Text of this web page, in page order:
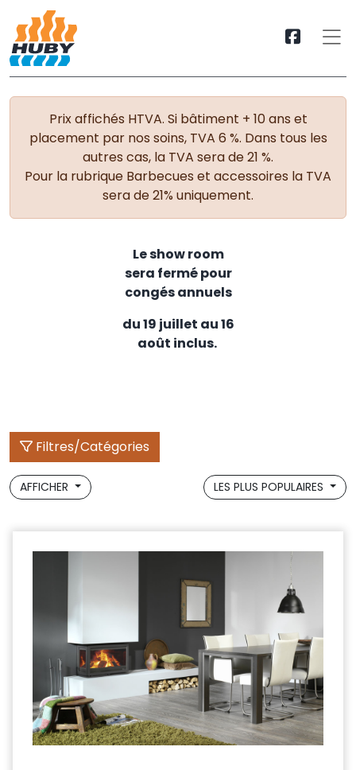
Prix affichés HTVA. Si bâtiment + 10 ans et
placement par nos soins, TVA 6 %. Dans tous les
autres cas, la TVA sera de 21 %.
Pour la rubrique Barbecues et accessoires la TVA
sera de 21% uniquement.
Le show room
sera fermé pour
congés annuels
du 19 juillet au 16
août inclus.
Filtres/Catégories
AFFICHER LES PLUS POPULAIRES